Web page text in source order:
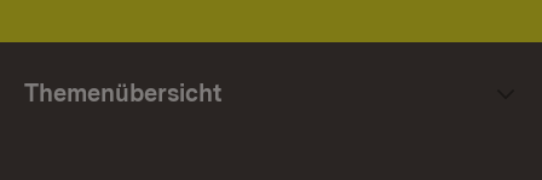
Themenübersicht